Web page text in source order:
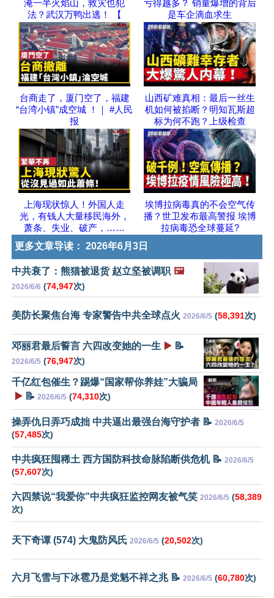
淹一半火焰山，救灾也犯
法？武汉万鸭出逃！ 【
亏得越多？ 销量爆增的背后
是车企滴血求生
台商走了，厦门空了，福建
“台湾小镇”成空城 ！｜ #人民
报
山西矿难真相：最后一丝生
机如何被掐断？明知瓦斯超
标为何不跑？上级检查
上海现状惊人！外国人走
光，有钱人大量移民海外，
萧条、失业、破产，……
埃博拉病毒真的不会空气传
播？世卫发布最高警报 埃博
拉病毒恐全球蔓延?
更多文章导读： 2026年6月3日
中共衰了：熊猫被退货 赵立坚被调职 🖼️
2026/6/6 (74,947次)
美防长聚焦台海 专家警告中共全球点火 2026/6/5 (58,391次)
邓丽君最后誓言 六四改变她的一生 ▶️ 📝
2026/6/5 (76,947次)
千亿红包催生？踢爆“国家帮你养娃”大骗局
▶️ 📝 2026/6/5 (74,310次)
操弄仇日弄巧成拙 中共逼出最强台海守护者 📝 2026/6/5
(57,485次)
中共疯狂囤稀土 西方国防科技命脉陷断供危机 📝 2026/6/5
(57,607次)
六四禁说“我爱你”中共疯狂监控网友被气笑 2026/6/5 (58,389
次)
天下奇谭 (574) 大鬼防风氏 2026/6/5 (20,502次)
六月飞雪与下冰雹乃是党魁不祥之兆 📝 2026/6/5 (60,780次)